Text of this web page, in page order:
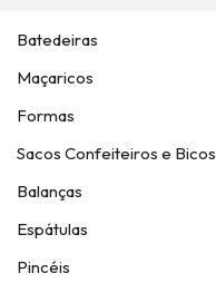
Batedeiras
Maçaricos
Formas
Sacos Confeiteiros e Bicos
Balanças
Espátulas
Pincéis